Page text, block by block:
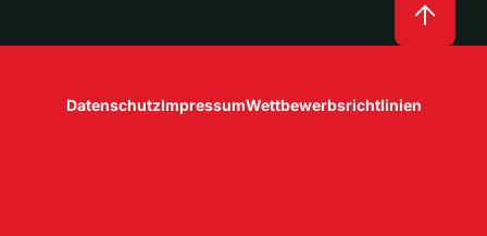
DatenschutzImpressumWettbewerbsrichtlinien